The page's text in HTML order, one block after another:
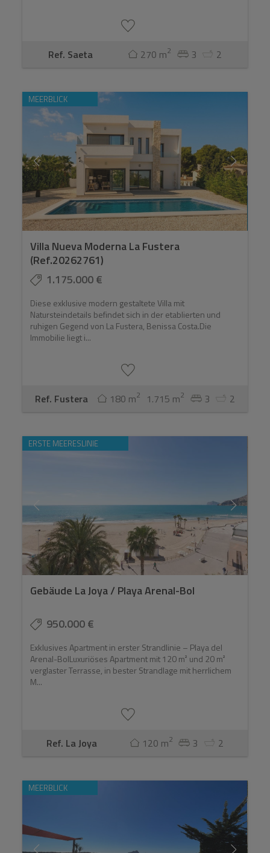
Ref. Saeta 270 m2 3 2
MEERBLICK
Villa Nueva Moderna La Fustera
(Ref.20262761)
1.175.000 €
Diese exklusive modern gestaltete Villa mit
Natursteindetails befindet sich in der etablierten und
ruhigen Gegend von La Fustera, Benissa Costa.Die
Immobilie liegt i...
Ref. Fustera 180 m2 1.715 m2 3 2
ERSTE MEERESLINIE
Gebäude La Joya / Playa Arenal-Bol
950.000 €
Exklusives Apartment in erster Strandlinie – Playa del
Arenal-BolLuxuriöses Apartment mit 120 m² und 20 m²
verglaster Terrasse, in bester Strandlage mit herrlichem
M...
Ref. La Joya 120 m2 3 2
MEERBLICK